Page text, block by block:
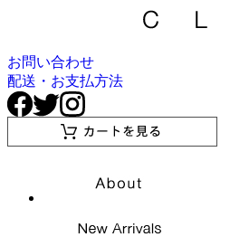
お問い合わせ
配送・お支払方法